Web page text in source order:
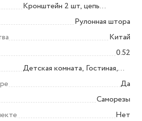
Кронштейн 2 шт, цепь
управления с разъемом 1 шт,
концевые зажимы для верхней
устройства 1 шт, система
зажимов для окон 2 шт, разъем
1 шт, лента 3 м 2 шт, винт 6 шт,
дюбель 4 шт, комплект
Рулонная штора
Китай
0.52
Детская комната, Гостиная,
Да
Саморезы
Нет